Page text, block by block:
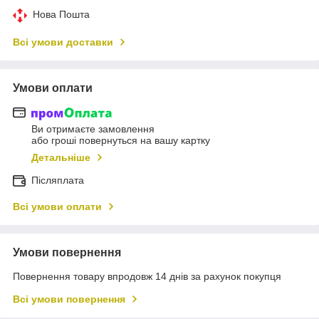
Нова Пошта
Всі умови доставки
Умови оплати
Ви отримаєте замовлення
або гроші повернуться на вашу картку
Детальніше
Післяплата
Всі умови оплати
Умови повернення
Повернення товару впродовж 14 днів за рахунок покупця
Всі умови повернення